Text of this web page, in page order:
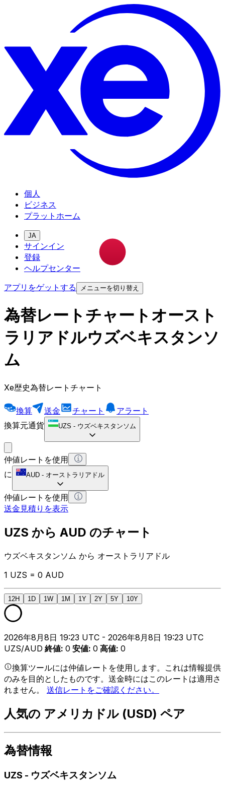
個人
ビジネス
プラットホーム
JA
サインイン
登録
ヘルプセンター
アプリをゲットする
メニューを切り替え
為替レートチャートオースト
ラリアドルウズベキスタンソ
ム
Xe歴史為替レートチャート
換算 送金 チャート
アラート
換算元通貨
UZS - ウズベキスタンソム
仲値レートを使用
に
AUD - オーストラリアドル
仲値レートを使用
送金見積りを表示
UZS から AUD のチャート
ウズベキスタンソム から オーストラリアドル
1 UZS = 0 AUD
12H 1D 1W 1M 1Y 2Y 5Y 10Y
2026年8月8日 19:23 UTC - 2026年8月8日 19:23 UTC
UZS/AUD 終値: 0 安値: 0 高値: 0
換算ツールには仲値レートを使用します。これは情報提供
のみを目的としたものです。送金時にはこのレートは適用さ
れません。 送信レートをご確認ください。
人気の アメリカドル (USD) ペア
為替情報
UZS - ウズベキスタンソム